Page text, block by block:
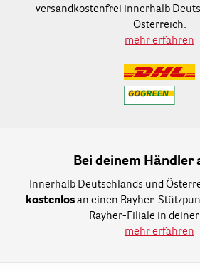
versandkostenfrei innerhalb
Österreich.
mehr erfahren
Bei deinem Händler
Innerhalb Deutschlands und
kostenlos an einen Rayher-
Rayher-Filiale in
mehr erfahren